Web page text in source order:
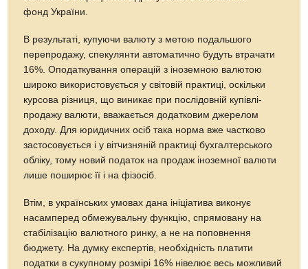
фонд України.
В результаті, купуючи валюту з метою подальшого
перепродажу, спекулянти автоматично будуть втрачати
16%. Оподаткування операцій з іноземною валютою
широко використовується у світовій практиці, оскільки
курсова різниця, що виникає при послідовній купівлі-
продажу валюти, вважається додатковим джерелом
доходу. Для юридичних осіб така норма вже частково
застосовується і у вітчизняній практиці бухгалтерського
обліку, тому новий податок на продаж іноземної валюти
лише поширює її і на фізосіб.
Втім, в українських умовах дана ініціатива виконує
насамперед обмежувальну функцію, спрямовану на
стабілізацію валютного ринку, а не на поповнення
бюджету. На думку експертів, необхідність платити
податки в сукупному розмірі 16% нівелює весь можливий